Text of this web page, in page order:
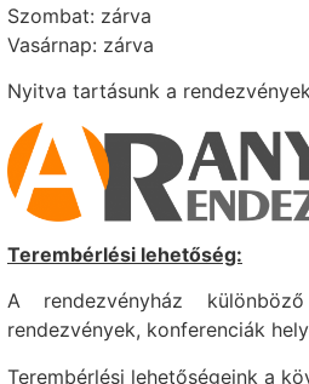
Szombat: zárva
Vasárnap: zárva
Nyitva tartásunk a
Terembérlési lehetőség:
A rendezvényház
rendezvények, konferenciák
Terembérlési lehetőségeink a